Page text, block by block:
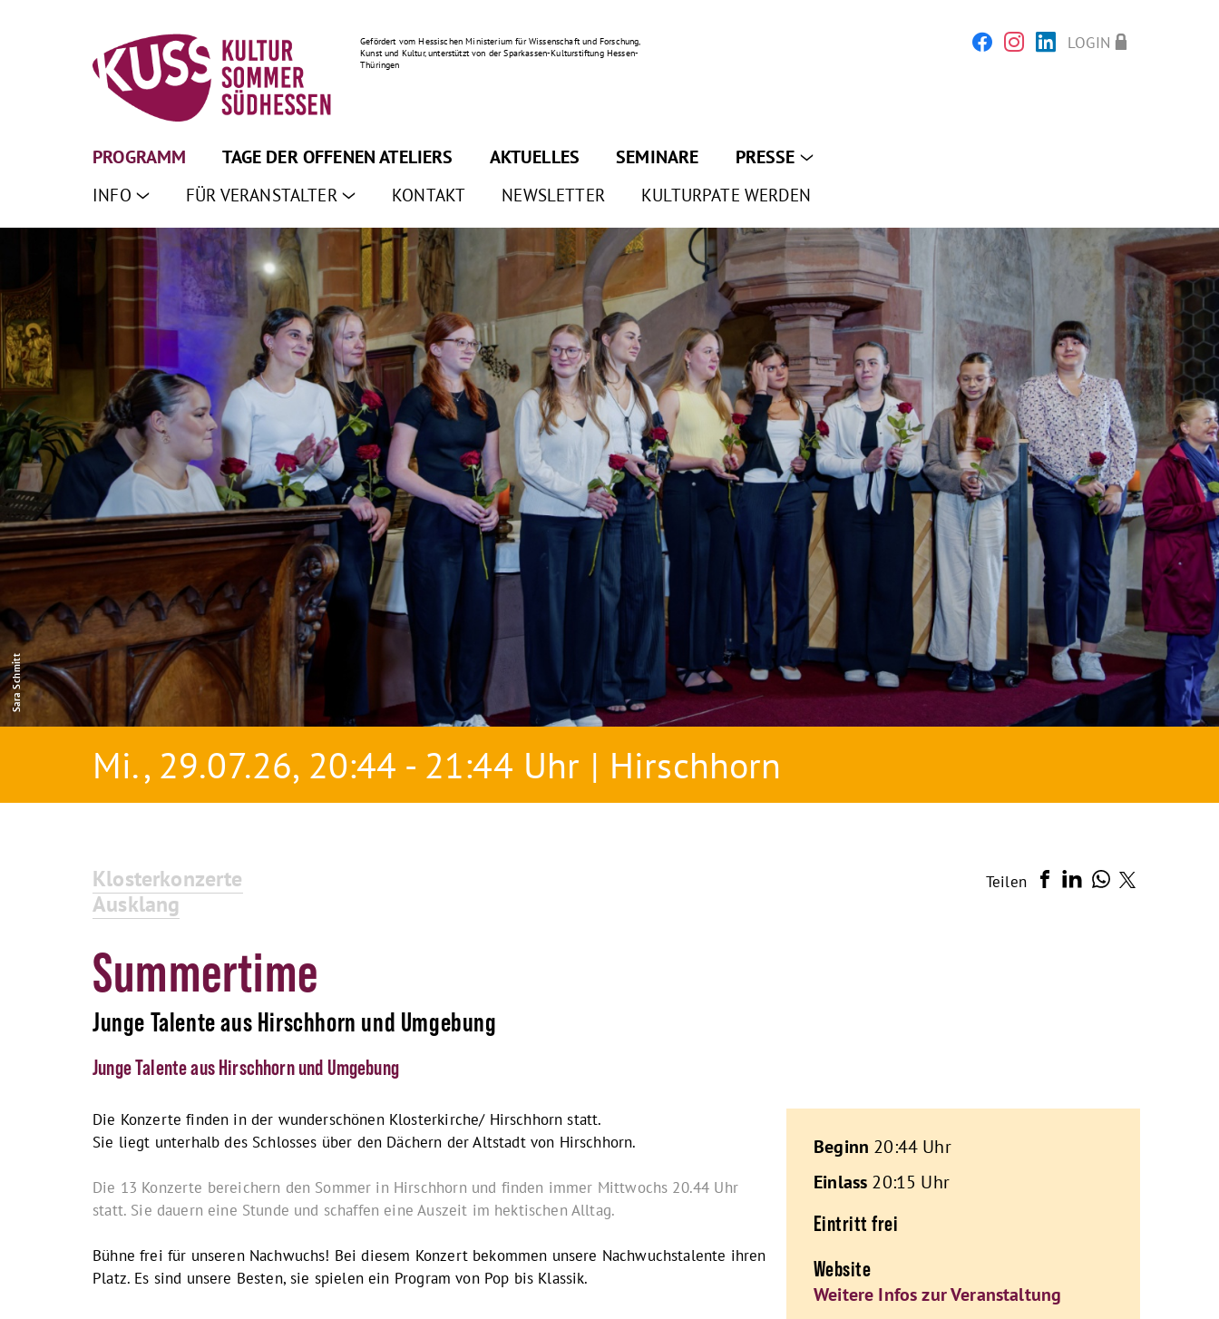
Gefördert vom Hessischen Ministerium für Wissenschaft und Forschung,
Kunst und Kultur, unterstützt von der Sparkassen-Kulturstiftung Hessen-
Thüringen
LOGIN
PROGRAMM TAGE DER OFFENEN ATELIERS AKTUELLES SEMINARE PRESSE
INFO FÜR VERANSTALTER KONTAKT NEWSLETTER KULTURPATE WERDEN
Sara Schmitt
Mi., 29.07.26, 20:44 - 21:44 Uhr | Hirschhorn
Teilen
Klosterkonzerte
Ausklang
Summertime
Junge Talente aus Hirschhorn und Umgebung
Junge Talente aus Hirschhorn und Umgebung
Die Konzerte finden in der wunderschönen Klosterkirche/ Hirschhorn statt.
Sie liegt unterhalb des Schlosses über den Dächern der Altstadt von Hirschhorn.
Die 13 Konzerte bereichern den Sommer in Hirschhorn und finden immer Mittwochs 20.44 Uhr
statt. Sie dauern eine Stunde und schaffen eine Auszeit im hektischen Alltag.
Bühne frei für unseren Nachwuchs! Bei diesem Konzert bekommen unsere Nachwuchstalente ihren
Platz. Es sind unsere Besten, sie spielen ein Program von Pop bis Klassik.
Beginn 20:44 Uhr
Einlass 20:15 Uhr
Eintritt frei
Website
Weitere Infos zur Veranstaltung